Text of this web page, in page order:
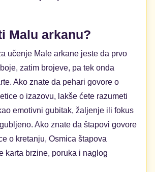
Malu arkanu?
učenje Male arkane jeste da prvo
zatim brojeve, pa tek onda
Ako znate da pehari govore o
o izazovu, lakše ćete razumeti
emotivni gubitak, žaljenje ili fokus
Ako znate da štapovi govore
o kretanju, Osmica štapova
karta brzine, poruka i naglog